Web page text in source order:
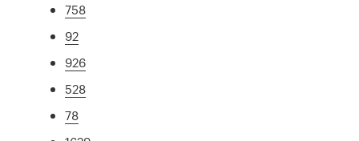
758
92
926
528
78